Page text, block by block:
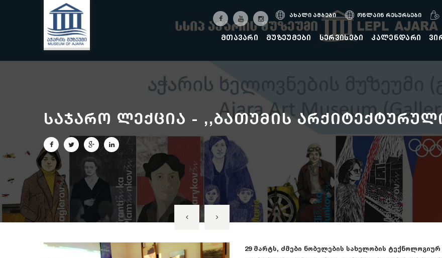
ახალი ამბები ონლაინ რესურსები
მთავარი მუზეუმები სერვისები კალენდარი
საჯარო ლექცია - ,,ბათუმის
29 მარტს, ძმები ნობელების სახელობის